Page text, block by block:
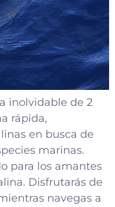
inolvidable de 2
rápida,
en busca de
marinas.
para los amantes
Disfrutarás de
navegas a